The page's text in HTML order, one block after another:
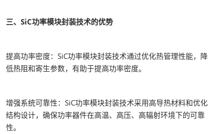
三、SiC功率模块封装技术的优势
提高功率密度：SiC功率模块封装技术通过优化热管理性能，降
低热阻和寄生参数，有助于提高功率密度。
增强系统可靠性：SiC功率模块封装技术采用高导热材料和优化
结构设计，确保功率器件在高温、高压、高辐射环境下的可靠
性。